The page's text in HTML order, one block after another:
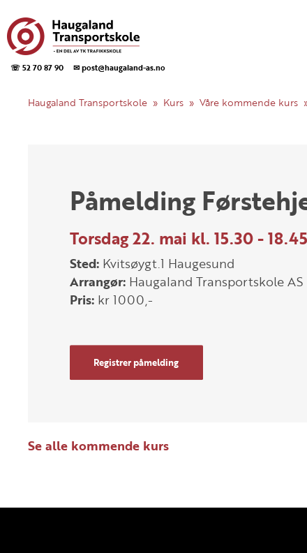
☏ 52 70 87 90 ✉ post@haugaland-as.no
Haugaland Transportskole Kurs Våre kommende kurs
Påmelding
Torsdag 22. mai kl. 15.30 - 18.45
Sted: Kvitsøygt.1 Haugesund
Arrangør: Haugaland Transportskole AS
Pris: kr 1000,-
Registrer påmelding
Se alle kommende kurs